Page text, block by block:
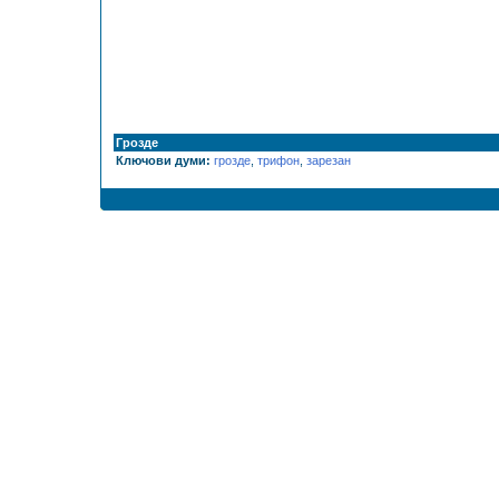
Грозде
Ключови думи: грозде трифон зарезан